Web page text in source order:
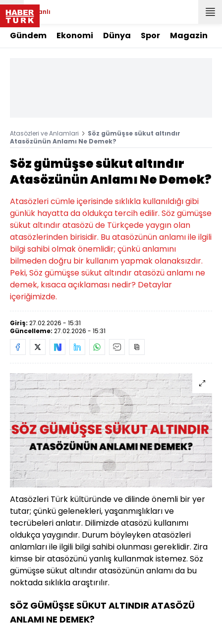
Canlı
Gündem Ekonomi Dünya Spor Magazin
Atasözleri ve Anlamlari
Söz gümüşse sükut altındır
Atasözünün Anlamı Ne Demek?
Söz gümüşse sükut altındır
Atasözünün Anlamı Ne Demek?
Atasözleri cümle içerisinde sıklıkla kullanıldığı gibi
günlük hayatta da oldukça tercih edilir. Söz gümüşse
sükut altındır atasözü de Türkçede yaygın olan
atasözlerinden birisidir. Bu atasözünün anlamı ile ilgili
bilgi sahibi olmak önemlidir; çünkü anlamını
bilmeden doğru bir kullanım yapmak olanaksızdır.
Peki, Söz gümüşse sükut altındır atasözü anlamı ne
demek, kısaca açıklaması nedir? Detaylar
içeriğimizde.
Giriş: 27.02.2026 - 15:31
Güncelleme: 27.02.2026 - 15:31
Atasözleri Türk kültüründe ve dilinde önemli bir yer
tutar; çünkü gelenekleri, yaşanmışlıkları ve
tecrübeleri anlatır. Dilimizde atasözü kullanımı
oldukça yaygındır. Durum böyleyken atasözleri
anlamları ile ilgili bilgi sahibi olunması gereklidir. Zira
kimse bir atasözünü yanlış kullanmak istemez. Söz
gümüşse sükut altındır atasözünün anlamı da bu
noktada sıklıkla araştırılır.
SÖZ GÜMÜŞSE SÜKUT ALTINDIR ATASÖZÜ
ANLAMI NE DEMEK?